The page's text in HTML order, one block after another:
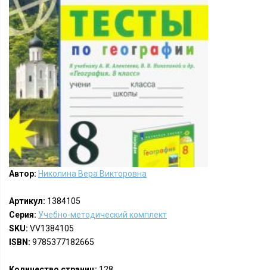
Автор: Николина Вера Викторовна
Артикул: 1384105
Серия: Учебно-методический комплект
SKU: VV1384105
ISBN: 9785377182665